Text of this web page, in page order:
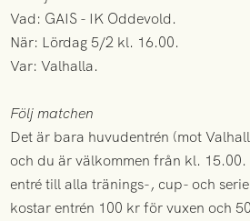
Vad: GAIS - IK Oddevold.
När: Lördag 5/2 kl. 16.00.
Var: Valhalla.
Följ matchen
Det är bara huvudentrén (mot
och du är välkommen från kl.
entré till alla tränings-, cup- och
kostar entrén 100 kr för vuxen och